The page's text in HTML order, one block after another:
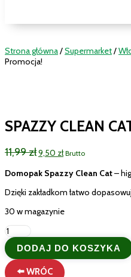
Strona główna/Supermarket/
Promocja!
SPAZZY CLEAN
11,99złPierwotna
wynosiła:
9,50 złAktualna
wynosi:
Brutto
Domopak Spazzy Clean Cat–
Dzięki zakładkom łatwo
30 w magazynie
ilość
Spazzy
Clean
Cat
Higieniczne
DODAJ DO KOSZYKA
⬅️ WRÓC